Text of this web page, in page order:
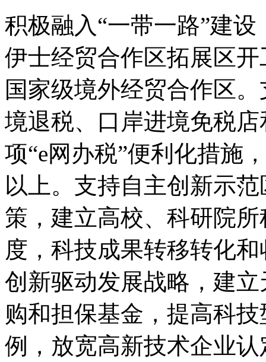
积极融入“一带一路”建
伊士经贸合作区拓展区
国家级境外经贸合作区
境退税、口岸进境免税
项“e网办税”便利化措施
以上。支持自主创新示
策，建立高校、科研院
度，科技成果转移转化
创新驱动发展战略，建
购和担保基金，提高科
例，放宽高新技术企业